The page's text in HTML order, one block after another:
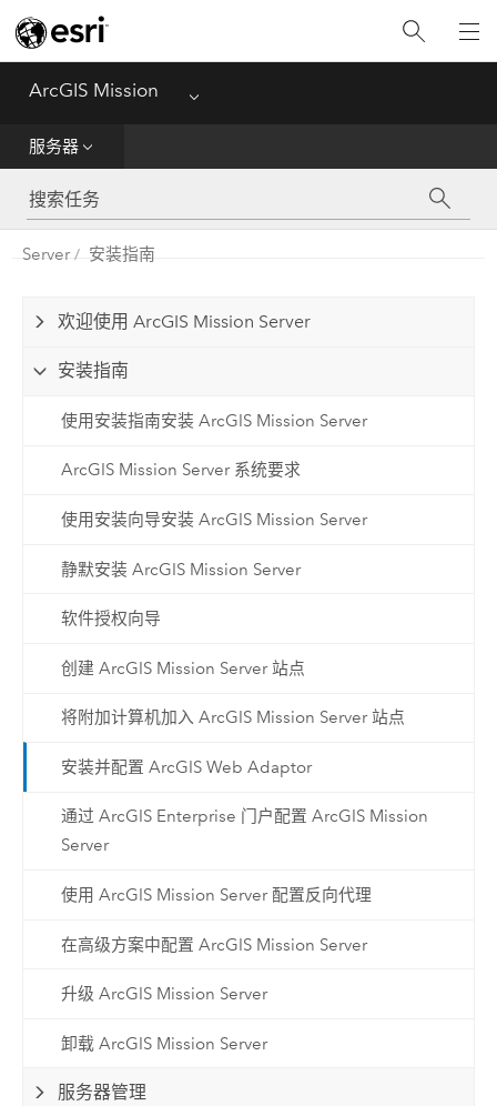
ArcGIS Mission Menu
服务器
主页
基础知识
入门
Manager
响应者
服务器
Server 安装指南
欢迎使用 ArcGIS Mission Server
安装指南
使用安装指南安装 ArcGIS Mission Server
ArcGIS Mission Server 系统要求
使用安装向导安装 ArcGIS Mission Server
静默安装 ArcGIS Mission Server
软件授权向导
创建 ArcGIS Mission Server 站点
将附加计算机加入 ArcGIS Mission Server 站点
安装并配置 ArcGIS Web Adaptor
通过 ArcGIS Enterprise 门户配置 ArcGIS Mission
Server
使用 ArcGIS Mission Server 配置反向代理
在高级方案中配置 ArcGIS Mission Server
升级 ArcGIS Mission Server
卸载 ArcGIS Mission Server
服务器管理